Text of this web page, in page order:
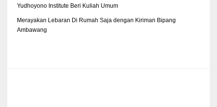
Yudhoyono Institute Beri Kuliah Umum
Merayakan Lebaran Di Rumah Saja dengan Kiriman Bipang
Ambawang